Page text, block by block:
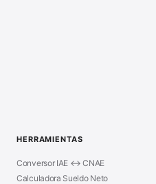
HERRAMIENTAS
Conversor IAE ↔ CNAE
Calculadora Sueldo Neto